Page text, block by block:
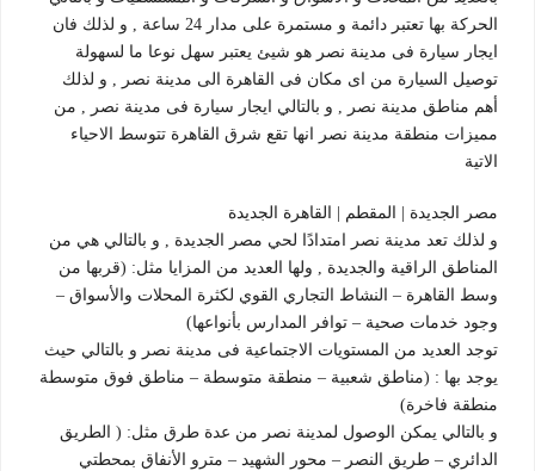
الحركة بها تعتبر دائمة و مستمرة على مدار 24 ساعة , و لذلك فان
ايجار سيارة فى مدينة نصر هو شيئ يعتبر سهل نوعا ما لسهولة
توصيل السيارة من اى مكان فى القاهرة الى مدينة نصر , و لذلك
أهم مناطق مدينة نصر , و بالتالي ايجار سيارة فى مدينة نصر , من
مميزات منطقة مدينة نصر انها تقع شرق القاهرة تتوسط الاحياء
الاتية
مصر الجديدة | المقطم | القاهرة الجديدة
و لذلك تعد مدينة نصر امتدادًا لحي مصر الجديدة , و بالتالي هي من
المناطق الراقية والجديدة , ولها العديد من المزايا مثل: (قربها من
وسط القاهرة – النشاط التجاري القوي لكثرة المحلات والأسواق –
وجود خدمات صحية – توافر المدارس بأنواعها)
توجد العديد من المستويات الاجتماعية فى مدينة نصر و بالتالي حيث
يوجد بها : (مناطق شعبية – منطقة متوسطة – مناطق فوق متوسطة
منطقة فاخرة)
و بالتالي يمكن الوصول لمدينة نصر من عدة طرق مثل: ( الطريق
الدائري – طريق النصر – محور الشهيد – مترو الأنفاق بمحطتي